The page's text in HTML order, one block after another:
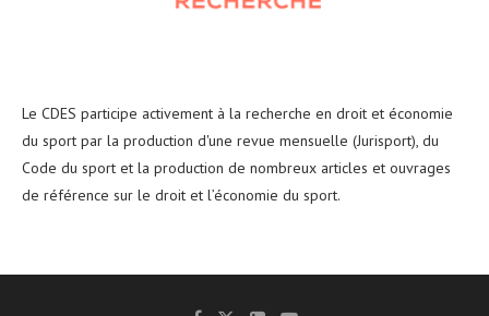
Le CDES participe activement à la recherche en droit et économie
du sport par la production d'une revue mensuelle (Jurisport), du
Code du sport et la production de nombreux articles et ouvrages
de référence sur le droit et l’économie du sport.